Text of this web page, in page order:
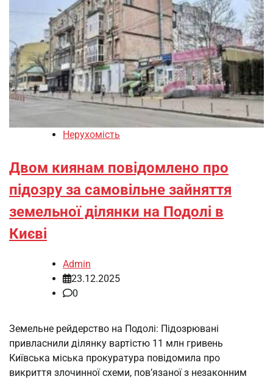
Нерухомість
Двом киянам повідомлено про
підозру за самовільне зайняття
земельної ділянки на Подолі в
Києві
Admin
23.12.2025
0
Земельне рейдерство на Подолі: Підозрювані
привласнили ділянку вартістю 11 млн гривень
Київська міська прокуратура повідомила про
викриття злочинної схеми, пов’язаної з незаконним